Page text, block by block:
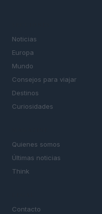
Noticias
Europa
Mundo
Consejos para viajar
Destinos
Curiosidades
Quienes somos
Últimas noticias
Think
Contacto